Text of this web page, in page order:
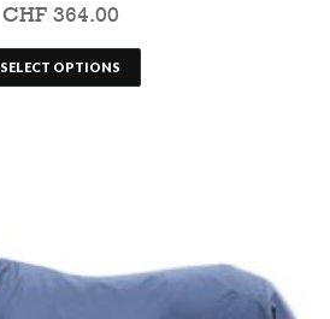
CHF364.00
SELECT OPTIONS